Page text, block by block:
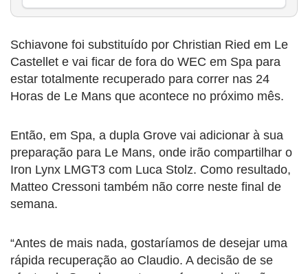
Schiavone foi substituído por Christian Ried em Le
Castellet e vai ficar de fora do WEC em Spa para
estar totalmente recuperado para correr nas 24
Horas de Le Mans que acontece no próximo mês.
Então, em Spa, a dupla Grove vai adicionar à sua
preparação para Le Mans, onde irão compartilhar o
Iron Lynx LMGT3 com Luca Stolz. Como resultado,
Matteo Cressoni também não corre neste final de
semana.
“Antes de mais nada, gostaríamos de desejar uma
rápida recuperação ao Claudio. A decisão de se